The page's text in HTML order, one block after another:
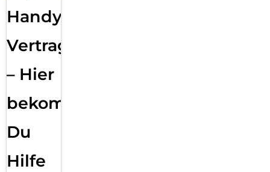
Handy
Vertragsabwicklung
– Hier
bekommst
Du
Hilfe